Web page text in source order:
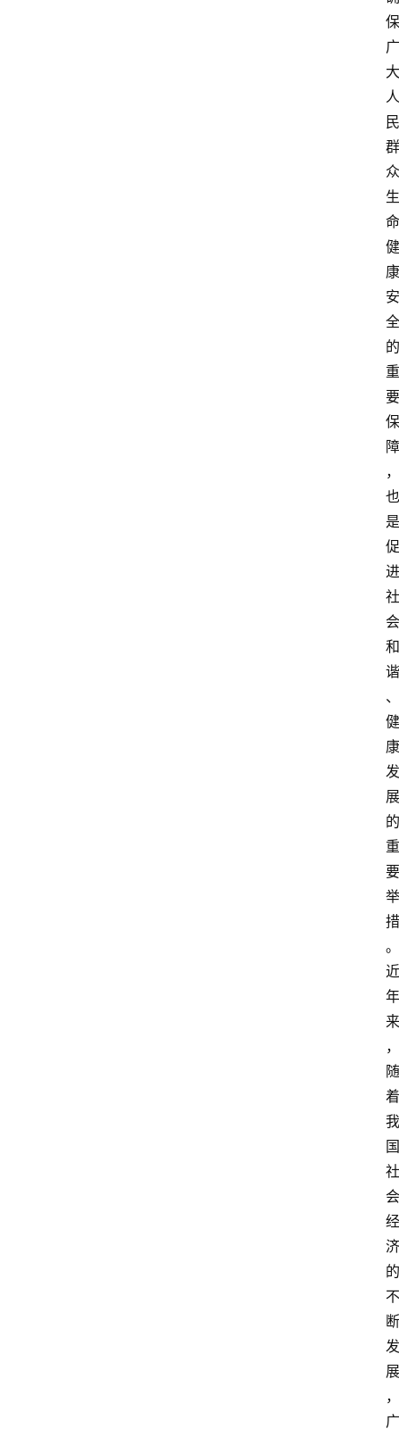
保
广
大
人
民
群
众
生
命
健
康
安
全
的
重
要
保
障
，
也
是
促
进
社
会
和
谐
、
健
康
发
展
的
重
要
举
措
。
近
年
来
，
随
着
我
国
社
会
经
济
的
不
断
发
展
，
广